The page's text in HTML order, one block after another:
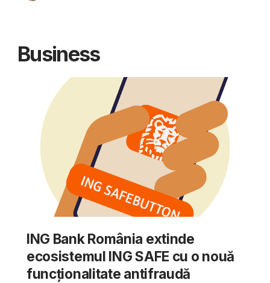
Business
ING Bank România extinde
ecosistemul ING SAFE cu o nouă
funcționalitate antifraudă